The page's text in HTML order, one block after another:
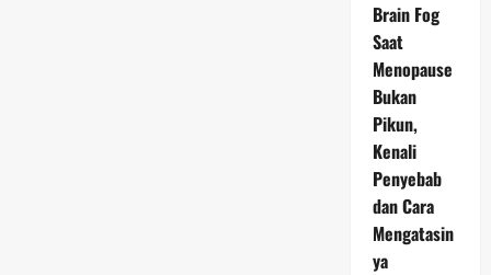
Brain Fog
Saat
Menopause
Bukan
Pikun,
Kenali
Penyebab
dan Cara
Mengatasin
ya